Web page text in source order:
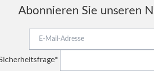
Abonnieren Sie unseren
Adresse*